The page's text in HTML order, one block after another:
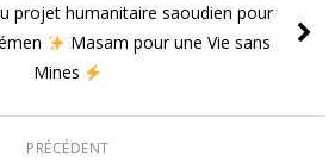
projet humanitaire saoudien pour
Masam pour une Vie sans
Mines
PRÉCÉDENT